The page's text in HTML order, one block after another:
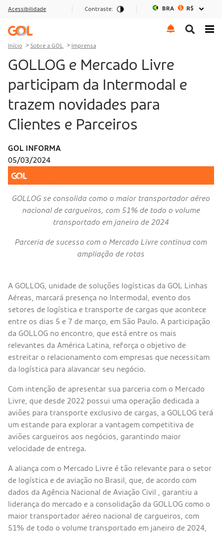
Ir para o menu
Ir para o conteúdo
Ir para o rodapé
Acessibilidade Contraste: BRA R$
Início Sobre a GOL Imprensa
GOLLOG e Mercado Livre
participam da Intermodal e
trazem novidades para
Clientes e Parceiros
GOL INFORMA
05/03/2024
GOLLOG se consolida como o maior transportador aéreo
nacional de cargueiros, com 51% de todo o volume
transportado em janeiro de 2024
Parceria de sucesso com o Mercado Livre continua com
ampliação de rotas
A GOLLOG, unidade de soluções logísticas da GOL Linhas
Aéreas, marcará presença no Intermodal, evento dos
setores de logística e transporte de cargas que acontece
entre os dias 5 e 7 de março, em São Paulo. A participação
da GOLLOG no encontro, que está entre os mais
relevantes da América Latina, reforça o objetivo de
estreitar o relacionamento com empresas que necessitam
da logística para alavancar seu negócio.
Com intenção de apresentar sua parceria com o Mercado
Livre, que desde 2022 possui uma operação dedicada a
aviões para transporte exclusivo de cargas, a GOLLOG terá
um estande para explorar a vantagem competitiva de
aviões cargueiros aos negócios, garantindo maior
velocidade de entrega.
A aliança com o Mercado Livre é tão relevante para o setor
de logística e de aviação no Brasil, que, de acordo com
dados da Agência Nacional de Aviação Civil , garantiu a
liderança do mercado e a consolidação da GOLLOG como o
maior transportador aéreo nacional de cargueiros, com
51% de todo o volume transportado em janeiro de 2024,